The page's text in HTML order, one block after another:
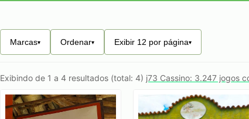
Marcas Ordenar Exibir 12 por página
Exibindo de 1 a 4 resultados (total: 4) j73 Cassino: 3.247 jogos